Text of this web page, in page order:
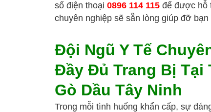
số điện thoại 0896 114 115 để được hỗ
chuyên nghiệp sẽ sẵn lòng giúp đỡ
Đội Ngũ Y Tế
Đầy Đủ Trang Bị Tại
Gò Dầu Tây Ninh
Trong mỗi tình huống khẩn cấp, sự